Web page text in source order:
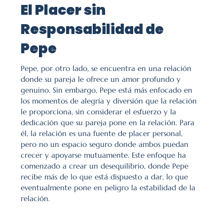
El Placer sin
Responsabilidad de
Pepe
Pepe, por otro lado, se encuentra en una relación
donde su pareja le ofrece un amor profundo y
genuino. Sin embargo, Pepe está más enfocado en
los momentos de alegría y diversión que la relación
le proporciona, sin considerar el esfuerzo y la
dedicación que su pareja pone en la relación. Para
él, la relación es una fuente de placer personal,
pero no un espacio seguro donde ambos puedan
crecer y apoyarse mutuamente. Este enfoque ha
comenzado a crear un desequilibrio, donde Pepe
recibe más de lo que está dispuesto a dar, lo que
eventualmente pone en peligro la estabilidad de la
relación.